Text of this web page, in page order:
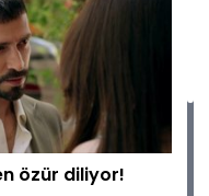
özür diliyor!